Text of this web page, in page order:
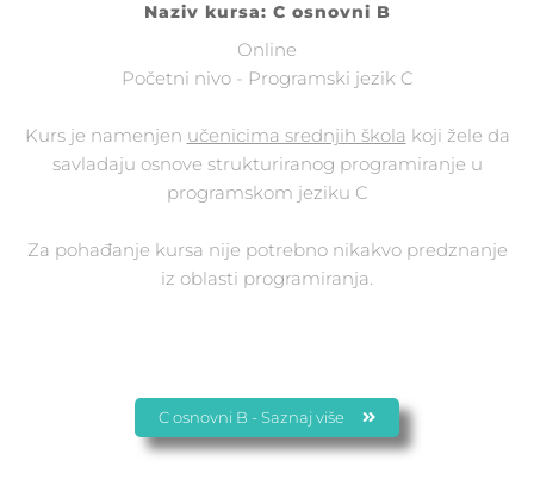
Naziv kursa: C osnovni B
Online
Početni nivo - Programski jezik C
Kurs je namenjen učenicima srednjih škola koji žele da
savladaju osnove strukturiranog programiranje u
programskom jeziku C
Za pohađanje kursa nije potrebno nikakvo predznanje
iz oblasti programiranja.
C osnovni B - Saznaj više